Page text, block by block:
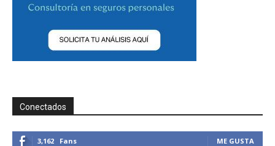
Conectados
3,162 Fans ME GUSTA